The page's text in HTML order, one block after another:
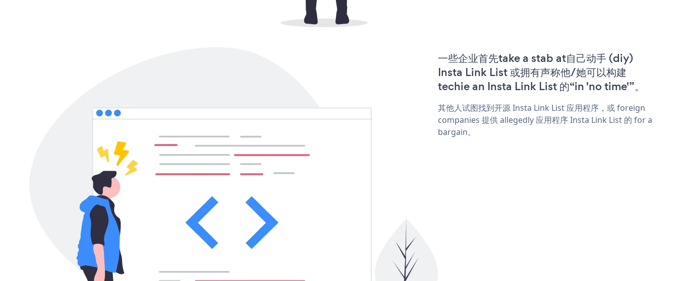
一些企业首先take a stab at自己动手 (diy)
Insta Link List 或拥有声称他/她可以构建
techie an Insta Link List 的“in 'no time'”。
其他人试图找到开源 Insta Link List 应用程序，或 foreign
companies 提供 allegedly 应用程序 Insta Link List 的 for a
bargain。